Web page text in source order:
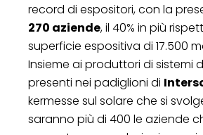
record di espositori, con la
270 aziende, il 40% in più
superficie espositiva di 17.500
Insieme ai produttori di sistemi
presenti nei padiglioni di
kermesse sul solare che si
saranno più di 400 le aziende